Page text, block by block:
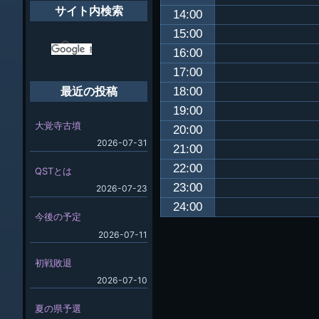
14:00
15:00
16:00
17:00
18:00
19:00
20:00
21:00
22:00
23:00
24:00
サイト内検索
最近の投稿
大覚寺古墳
2026-07-31
QSTとは
2026-07-23
今後の予定
2026-07-11
初戦敗退
2026-07-10
夏の県予選